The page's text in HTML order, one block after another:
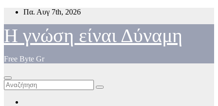
Μετάβαση
περιεχόμενο
Πα. Αυγ 7th, 2026
Η γνώση είναι Δύναμη
Free Byte Gr